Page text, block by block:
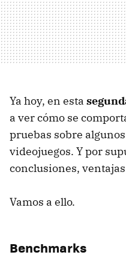
Ya hoy, en esta
a ver cómo se
pruebas sobre
videojuegos. Y por
conclusiones,
Vamos a ello.
Benchmarks